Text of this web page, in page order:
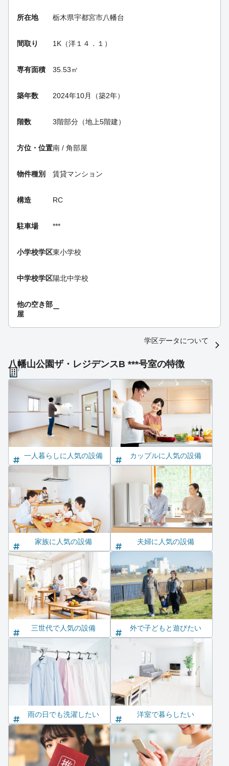
所在地 栃木県宇都宮市八幡台
間取り 1K（洋１４．１）
専有面積 35.53㎡
築年数 2024年10月（築2年）
階数 3階部分（地上5階建）
方位・位置南 / 角部屋
物件種別 賃貸マンション
構造 RC
駐車場 ***
小学校学区東小学校
中学校学区陽北中学校
他の空き部
屋
ー
学区データについて
八幡山公園ザ・レジデンスB ***号室の特徴
一人暮らしに人気の設備 カップルに人気の設備
家族に人気の設備 夫婦に人気の設備
三世代で人気の設備 外で子どもと遊びたい
雨の日でも洗濯したい 洋室で暮らしたい